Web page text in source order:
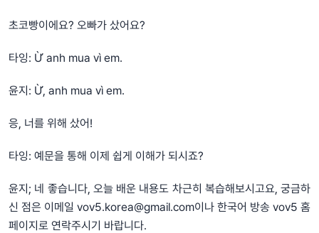
초코빵이에요? 오빠가 샀어요?
타잉: Ừ anh mua vì em.
윤지: Ừ, anh mua vì em.
응, 너를 위해 샀어!
타잉: 예문을 통해 이제 쉽게 이해가 되시죠?
윤지; 네 좋습니다, 오늘 배운 내용도 차근히 복습해보시고요, 궁금하
신 점은 이메일 vov5.korea@gmail.com이나 한국어 방송 vov5 홈
페이지로 연락주시기 바랍니다.